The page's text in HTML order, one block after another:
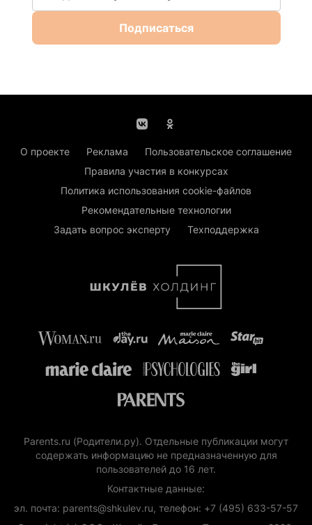
Подписаться
О проекте Реклама
Пользовательское соглашение
Правила участия в конкурсах
Политика использования cookie-файлов
Рекомендательные технологии
Задать вопрос эксперту
Техподдержка
Parents.ru (Родители.ру). Отдельные публикации могут
содержать информацию не предназначенную для
пользователей до 16 лет.
Контактные данные:
эл. почта: parents@shkulev.ru, телефон: +7 (495) 633-57-57